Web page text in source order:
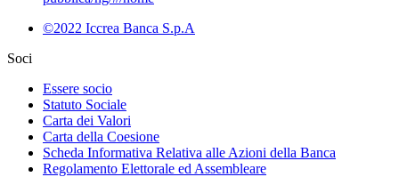
©2022 Iccrea Banca S.p.A
Soci
Essere socio
Statuto Sociale
Carta dei Valori
Carta della Coesione
Scheda Informativa Relativa alle Azioni della Banca
Regolamento Elettorale ed Assembleare